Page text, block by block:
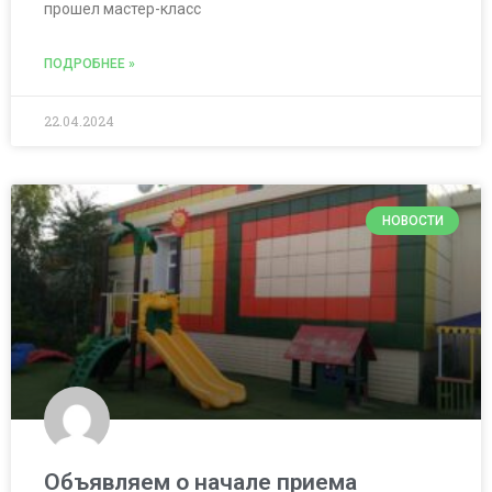
прошел мастер-класс
ПОДРОБНЕЕ »
22.04.2024
НОВОСТИ
Объявляем о начале приема